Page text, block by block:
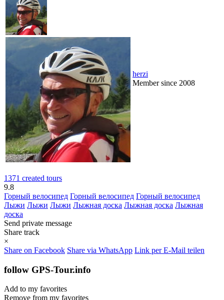
herzi
Member since 2008
1371 created tours
9.8
Горный велосипед Горный велосипед Горный велосипед
Лыжи Лыжи Лыжи Лыжная доска Лыжная доска Лыжная
доска
Send private message
Share track
×
Share on Facebook Share via WhatsApp Link per E-Mail teilen
follow GPS-Tour.info
Add to my favorites
Remove from my favorites